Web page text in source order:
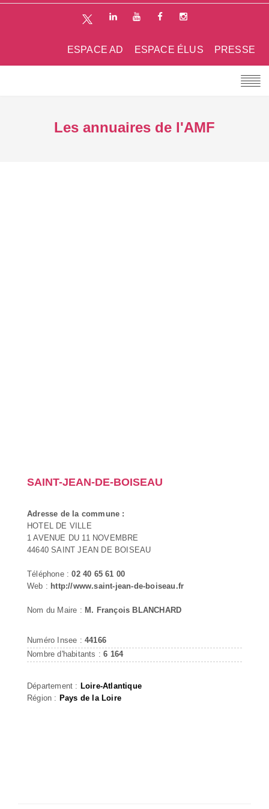
PRESSE
ESPACE ÉLUS
ESPACE AD
Les annuaires de l'AMF
SAINT-JEAN-DE-BOISEAU
Adresse de la commune :
HOTEL DE VILLE
1 AVENUE DU 11 NOVEMBRE
44640 SAINT JEAN DE BOISEAU
Téléphone :02 40 65 61 00
Web : http://www.saint-jean-de-boiseau.fr
Nom du Maire : M. François BLANCHARD
Numéro Insee : 44166
Nombre d'habitants :6 164
Département : Loire-Atlantique
Région : Pays de la Loire